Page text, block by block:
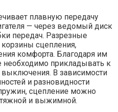
плавную передачу
— через ведомый диск
передач. Разрезные
сцепления,
комфорта. Благодаря им
необходимо прикладывать к
выключения. В зависимости
и разновидности
сцепление можно
и выжимной.